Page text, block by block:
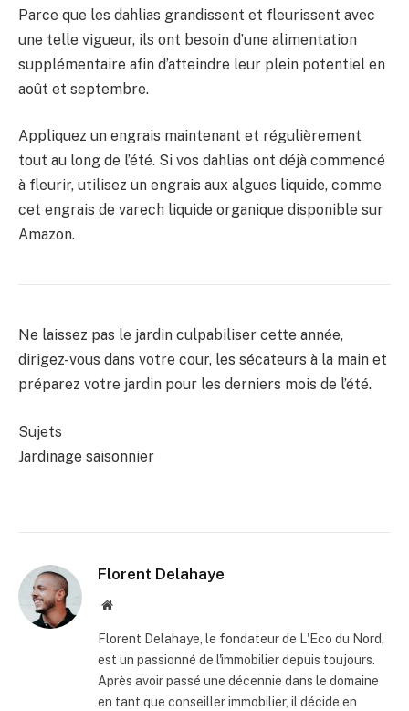
Parce que les dahlias grandissent et fleurissent avec
une telle vigueur, ils ont besoin d’une alimentation
supplémentaire afin d’atteindre leur plein potentiel en
août et septembre.
Appliquez un engrais maintenant et régulièrement
tout au long de l’été. Si vos dahlias ont déjà commencé
à fleurir, utilisez un engrais aux algues liquide, comme
cet engrais de varech liquide organique disponible sur
Amazon.
Ne laissez pas le jardin culpabiliser cette année,
dirigez-vous dans votre cour, les sécateurs à la main et
préparez votre jardin pour les derniers mois de l’été.
Sujets
Jardinage saisonnier
Florent Delahaye
Site
Florent Delahaye, le fondateur de L'Eco du Nord,
est un passionné de l'immobilier depuis toujours.
Après avoir passé une décennie dans le domaine
en tant que conseiller immobilier, il décide en